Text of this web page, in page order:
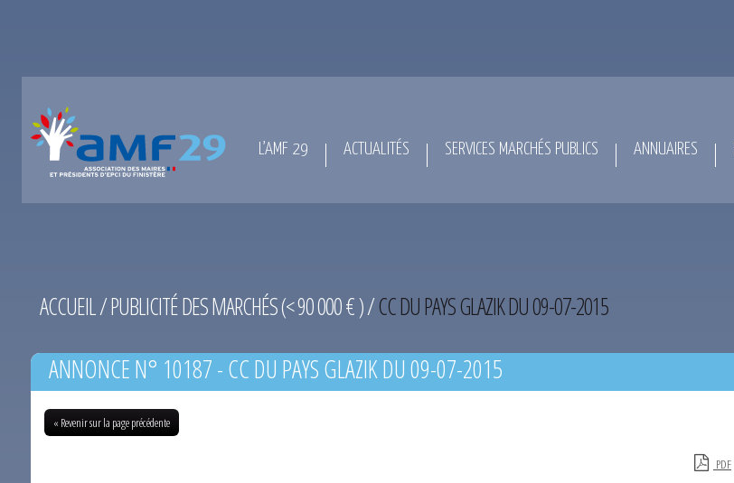
L’AMF 29 ACTUALITÉS SERVICES MARCHÉS PUBLICS ANNUAIRES
ACCUEIL/PUBLICITÉ DES MARCHÉS (< 90 000 € )/CC DU PAYS GLAZIK DU 09-07-2015
ANNONCE N° 10187 - CC DU PAYS GLAZIK DU 09-07-2015
« Revenir sur la page précédente
PDF